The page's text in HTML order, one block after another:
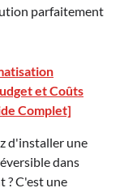
parfaitement
et Coûts
Complet]
d'installer une
dans
? C'est une